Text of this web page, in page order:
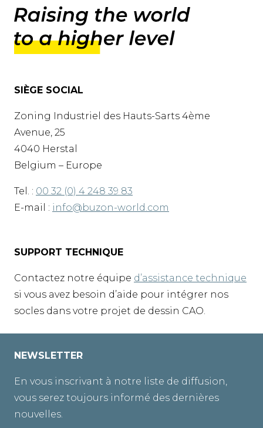
SIÈGE SOCIAL
Zoning Industriel des Hauts-Sarts 4ème
Avenue, 25
4040 Herstal
Belgium – Europe
Tel. : 00 32 (0) 4 248 39 83
E-mail : info@buzon-world.com
SUPPORT TECHNIQUE
Contactez notre équipe d’assistance technique
si vous avez besoin d’aide pour intégrer nos
socles dans votre projet de dessin CAO.
NEWSLETTER
En vous inscrivant à notre liste de diffusion,
vous serez toujours informé des dernières
nouvelles.